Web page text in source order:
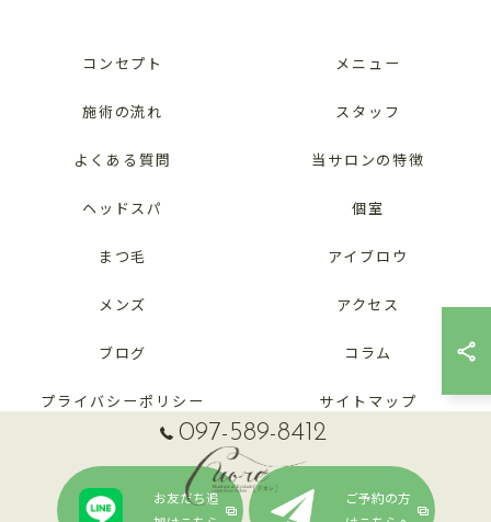
097-589-8412
お友だち追
ご予約の方
コンセプト メニュー
施術の流れ スタッフ
よくある質問 当サロンの特徴
ヘッドスパ 個室
まつ毛 アイブロウ
メンズ アクセス
ブログ コラム
プライバシーポリシー サイトマップ